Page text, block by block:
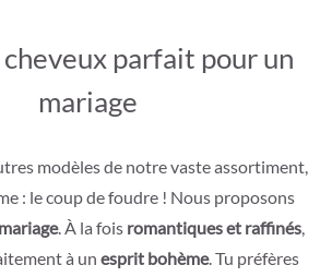
cheveux parfait pour un
mariage
modèles de notre vaste assortiment,
: le coup de foudre ! Nous proposons
. À la fois romantiques et raffinés,
à un esprit bohème. Tu préfères